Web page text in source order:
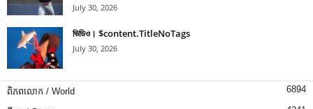
July 30, 2026
ভিডিও। $content.TitleNoTags
July 30, 2026
ពិភពលោក / World 6894